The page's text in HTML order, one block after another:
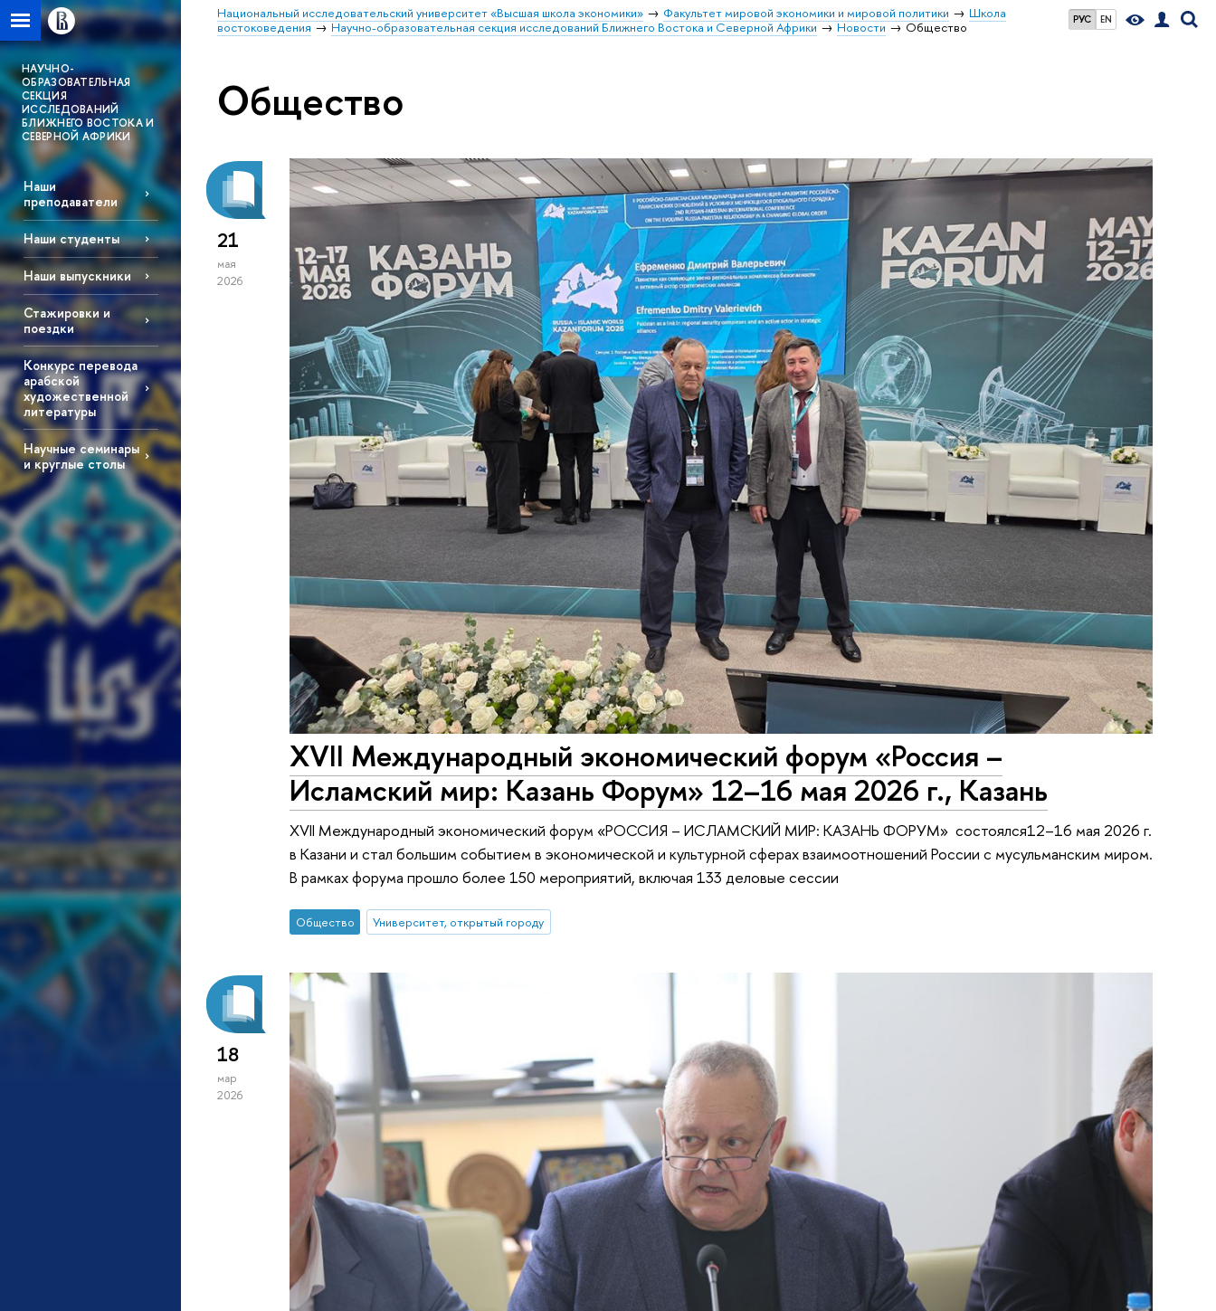
РУС EN
Национальный исследовательский университет «Высшая школа экономики» Факультет мировой экономики и мировой политики
Школа
востоковедения
Научно-образовательная секция исследований Ближнего Востока и Северной Африки Новости Общество
НАУЧНО-
ОБРАЗОВАТЕЛЬНАЯ
СЕКЦИЯ
ИССЛЕДОВАНИЙ
БЛИЖНЕГО ВОСТОКА И
СЕВЕРНОЙ АФРИКИ
Наши
преподаватели
Наши студенты
Наши выпускники
Стажировки и
поездки
Конкурс перевода
арабской
художественной
литературы
Научные семинары
и круглые столы
Общество
21
мая
2026
XVII Международный экономический форум «Россия –
Исламский мир: Казань Форум» 12–16 мая 2026 г., Казань
XVII Международный экономический форум «РОССИЯ – ИСЛАМСКИЙ МИР: КАЗАНЬ ФОРУМ» состоялся12–16 мая 2026 г.
в Казани и стал большим событием в экономической и культурной сферах взаимоотношений России с мусульманским миром.
В рамках форума прошло более 150 мероприятий, включая 133 деловые сессии
Общество Университет, открытый городу
18
мар
2026